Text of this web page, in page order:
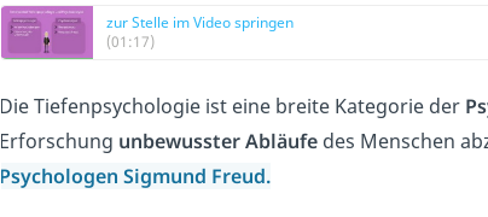
zur Stelle im Video springen
(01:17)
Die Tiefenpsychologie ist eine breite Kategorie der
Erforschung unbewusster Abläufe des Menschen
Psychologen Sigmund Freud.